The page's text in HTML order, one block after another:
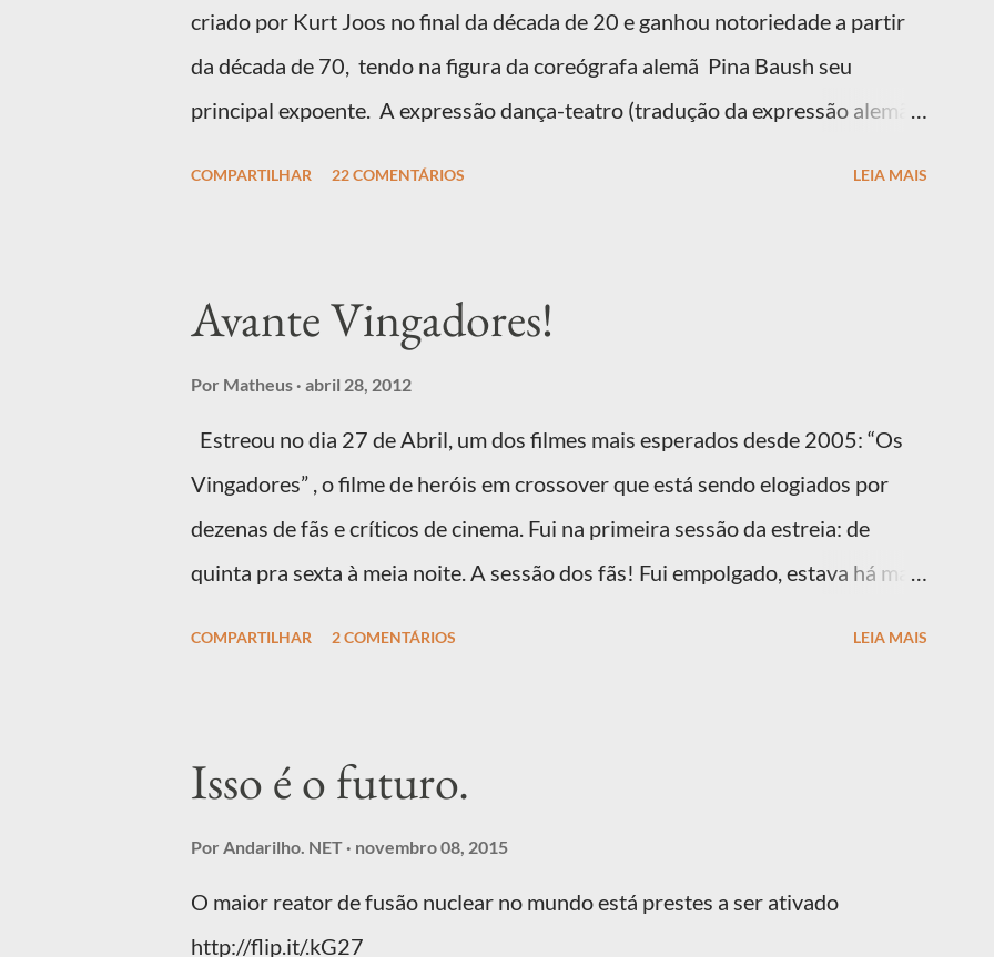
criado por Kurt Joos no final da década de 20 e ganhou notoriedade a partir
da década de 70, tendo na figura da coreógrafa alemã Pina Baush seu
principal expoente. A expressão dança-teatro (tradução da expressão alemã
COMPARTILHAR 22 COMENTÁRIOS LEIA MAIS
Avante Vingadores!
Por Matheus abril 28, 2012
Estreou no dia 27 de Abril, um dos filmes mais esperados desde 2005: “Os
Vingadores” , o filme de heróis em crossover que está sendo elogiados por
dezenas de fãs e críticos de cinema. Fui na primeira sessão da estreia: de
quinta pra sexta à meia noite. A sessão dos fãs! Fui empolgado, estava há mais
COMPARTILHAR 2 COMENTÁRIOS LEIA MAIS
Isso é o futuro.
Por Andarilho. NET novembro 08, 2015
O maior reator de fusão nuclear no mundo está prestes a ser ativado
http://flip.it/.kG27